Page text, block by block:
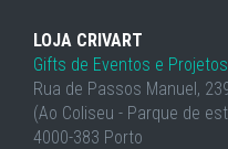
LOJA CRIVART
Gifts de Eventos e
Rua de Passos Manuel,
(Ao Coliseu - Parque de
4000-383 Porto